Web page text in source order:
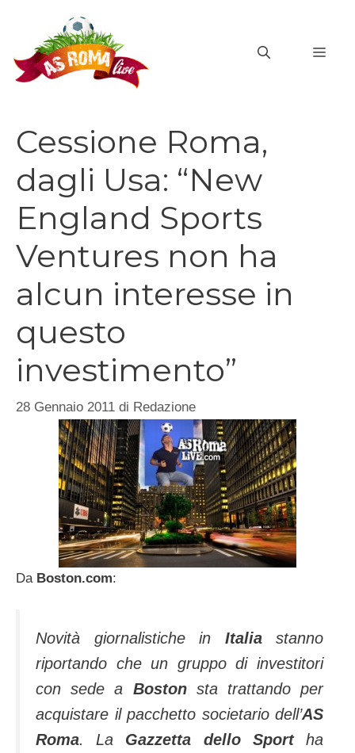
contenuto
Cessione Roma,
dagli Usa: “New
England Sports
Ventures non ha
alcun interesse in
questo
investimento”
28 Gennaio 2011 di Redazione
Da Boston.com:
Novità giornalistiche in Italiastanno
riportando che un gruppo di investitori
con sede a Bostonsta trattando per
acquistare il pacchetto societario dell’AS
Roma. La Gazzetta dello Sportha